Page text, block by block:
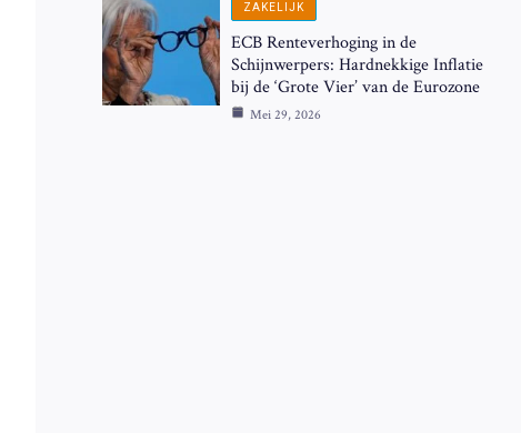
ZAKELIJK
ECB Renteverhoging in de
Schijnwerpers: Hardnekkige Inflatie
bij de ‘Grote Vier’ van de Eurozone
Mei 29, 2026